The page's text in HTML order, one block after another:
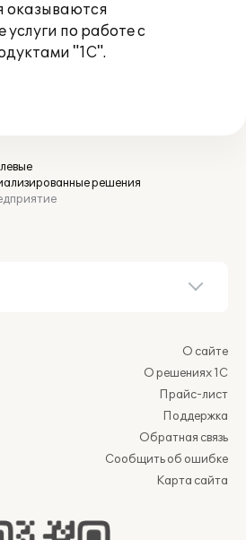
оказываются
по работе с
"1С".
решения
О сайте
О решениях 1С
Прайс-лист
Поддержка
Обратная связь
Сообщить об ошибке
Карта сайта